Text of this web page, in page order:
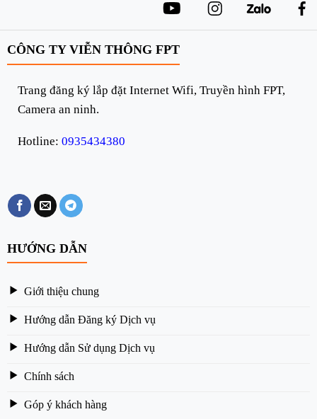
CÔNG TY VIỄN THÔNG FPT
Trang đăng ký lắp đặt Internet Wifi, Truyền hình FPT,
Camera an ninh.
Hotline: 0935434380
HƯỚNG DẪN
Giới thiệu chung
Hướng dẫn Đăng ký Dịch vụ
Hướng dẫn Sử dụng Dịch vụ
Chính sách
Góp ý khách hàng